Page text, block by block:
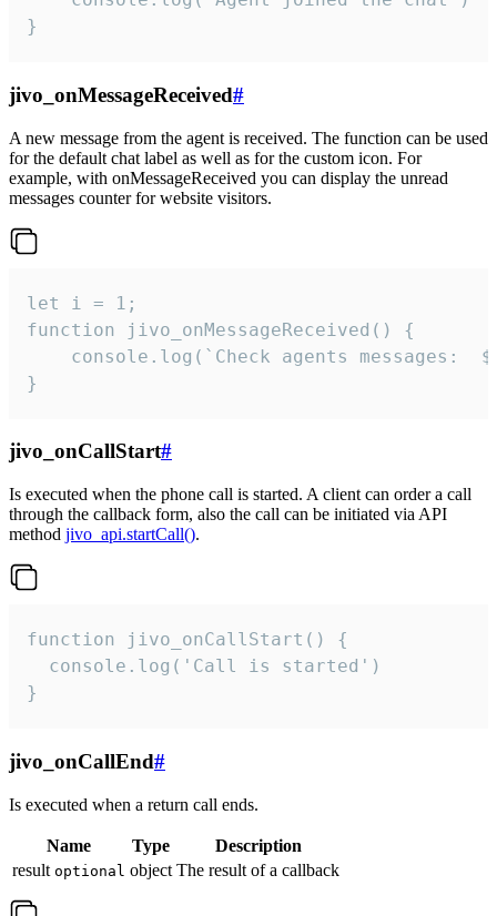
}
jivo_onMessageReceived#
A new message from the agent is received. The function can be used
for the default chat label as well as for the custom icon. For
example, with onMessageReceived you can display the unread
messages counter for website visitors.
let i = 1;
function jivo_onMessageReceived() {
}
jivo_onCallStart#
Is executed when the phone call is started. A client can order a call
through the callback form, also the call can be initiated via API
method jivo_api.startCall().
function jivo_onCallStart() {
  console.log('Call is started')
}
jivo_onCallEnd#
Is executed when a return call ends.
Name Type
Description
result optional object The result of a callback